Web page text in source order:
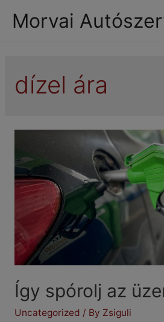
Morvai
dízel ára
Így spórolj az
Uncategorized / By Zsiguli